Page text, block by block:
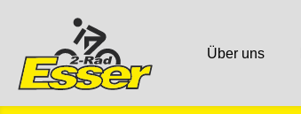
Über uns